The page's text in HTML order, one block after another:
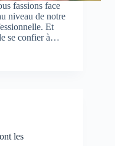
fassions face
niveau de notre
Et
se confier à…
les